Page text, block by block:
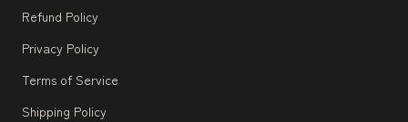
Refund Policy
Privacy Policy
Terms of Service
Shipping Policy